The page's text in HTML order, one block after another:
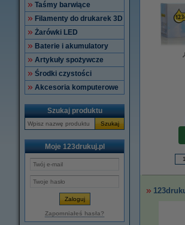
Taśmy barwiące
Filamenty do drukarek 3D
Żarówki LED
Baterie i akumulatory
Artykuły spożywcze
Środki czystości
Akcesoria komputerowe
Szukaj produktu
Szukaj
Moje 123drukuj.pl
Zapomniałeś hasła?